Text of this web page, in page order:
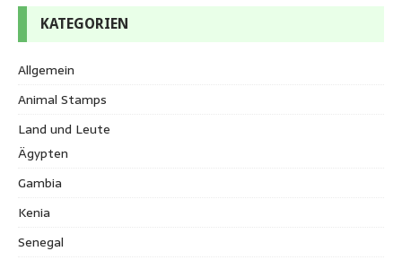
KATEGORIEN
Allgemein
Animal Stamps
Land und Leute
Ägypten
Gambia
Kenia
Senegal